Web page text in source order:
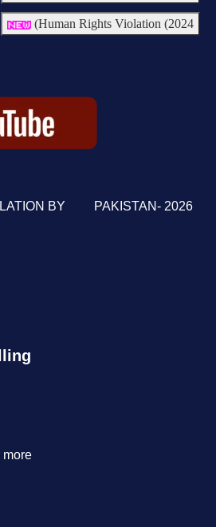
Human Rights Violation (2024)
BY PAKISTAN- 2026
more